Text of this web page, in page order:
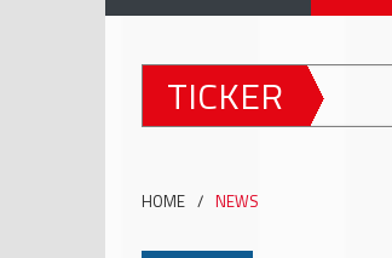
TICKER
HOME / NEWS